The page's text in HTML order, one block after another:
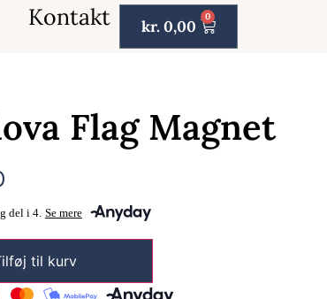
Kontakt kr. 0,00
0
Flag Magnet
til kurv